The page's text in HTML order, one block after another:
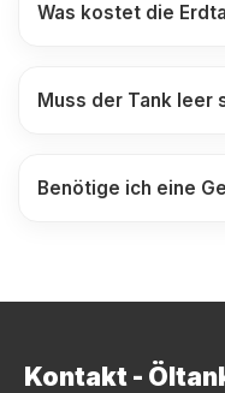
Was kostet die
Muss der Tank leer
Benötige ich eine
Kontakt -